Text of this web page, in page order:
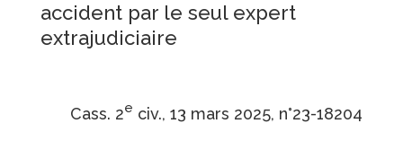
accident par le seul expert
extrajudiciaire
Cass. 2e civ., 13 mars 2025, n°23-18204